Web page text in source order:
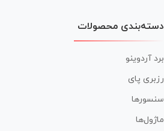
دسته‌بندی محصولات
برد آردوینو
رزبری پای
سنسورها
ماژول‌ها